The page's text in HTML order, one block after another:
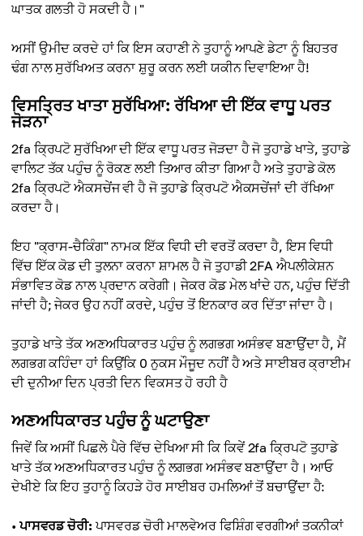
ਘਾਤਕ ਗਲਤੀ ਹੋ ਸਕਦੀ ਹੈ।"
ਅਸੀਂ ਉਮੀਦ ਕਰਦੇ ਹਾਂ ਕਿ ਇਸ ਕਹਾਣੀ ਨੇ ਤੁਹਾਨੂੰ ਆਪਣੇ ਡੇਟਾ ਨੂੰ ਬਿਹਤਰ
ਢੰਗ ਨਾਲ ਸੁਰੱਖਿਅਤ ਕਰਨਾ ਸ਼ੁਰੂ ਕਰਨ ਲਈ ਯਕੀਨ ਦਿਵਾਇਆ ਹੈ!
ਵਿਸਤ੍ਰਿਤ ਖਾਤਾ ਸੁਰੱਖਿਆ: ਰੱਖਿਆ ਦੀ ਇੱਕ ਵਾਧੂ ਪਰਤ
ਜੋੜਨਾ
2fa ਕ੍ਰਿਪਟੋ ਸੁਰੱਖਿਆ ਦੀ ਇੱਕ ਵਾਧੂ ਪਰਤ ਜੋੜਦਾ ਹੈ ਜੋ ਤੁਹਾਡੇ ਖਾਤੇ, ਤੁਹਾਡੇ
ਵਾਲਿਟ ਤੱਕ ਪਹੁੰਚ ਨੂੰ ਰੋਕਣ ਲਈ ਤਿਆਰ ਕੀਤਾ ਗਿਆ ਹੈ ਅਤੇ ਤੁਹਾਡੇ ਕੋਲ
2fa ਕ੍ਰਿਪਟੋ ਐਕਸਚੇਂਜ ਵੀ ਹੈ ਜੋ ਤੁਹਾਡੇ ਕ੍ਰਿਪਟੋ ਐਕਸਚੇਂਜਾਂ ਦੀ ਰੱਖਿਆ
ਕਰਦਾ ਹੈ।
ਇਹ "ਕ੍ਰਾਸ-ਚੈਕਿੰਗ" ਨਾਮਕ ਇੱਕ ਵਿਧੀ ਦੀ ਵਰਤੋਂ ਕਰਦਾ ਹੈ, ਇਸ ਵਿਧੀ
ਵਿੱਚ ਇੱਕ ਕੋਡ ਦੀ ਤੁਲਨਾ ਕਰਨਾ ਸ਼ਾਮਲ ਹੈ ਜੋ ਤੁਹਾਡੀ 2FA ਐਪਲੀਕੇਸ਼ਨ
ਸੰਭਾਵਿਤ ਕੋਡ ਨਾਲ ਪ੍ਰਦਾਨ ਕਰੇਗੀ। ਜੇਕਰ ਕੋਡ ਮੇਲ ਖਾਂਦੇ ਹਨ, ਪਹੁੰਚ ਦਿੱਤੀ
ਜਾਂਦੀ ਹੈ; ਜੇਕਰ ਉਹ ਨਹੀਂ ਕਰਦੇ, ਪਹੁੰਚ ਤੋਂ ਇਨਕਾਰ ਕਰ ਦਿੱਤਾ ਜਾਂਦਾ ਹੈ।
ਤੁਹਾਡੇ ਖਾਤੇ ਤੱਕ ਅਣਅਧਿਕਾਰਤ ਪਹੁੰਚ ਨੂੰ ਲਗਭਗ ਅਸੰਭਵ ਬਣਾਉਂਦਾ ਹੈ, ਮੈਂ
ਲਗਭਗ ਕਹਿੰਦਾ ਹਾਂ ਕਿਉਂਕਿ 0 ਨੁਕਸ ਮੌਜੂਦ ਨਹੀਂ ਹੈ ਅਤੇ ਸਾਈਬਰ ਕ੍ਰਾਈਮ
ਦੀ ਦੁਨੀਆ ਦਿਨ ਪ੍ਰਤੀ ਦਿਨ ਵਿਕਸਤ ਹੋ ਰਹੀ ਹੈ
ਅਣਅਧਿਕਾਰਤ ਪਹੁੰਚ ਨੂੰ ਘਟਾਉਣਾ
ਜਿਵੇਂ ਕਿ ਅਸੀਂ ਪਿਛਲੇ ਪੈਰੇ ਵਿੱਚ ਦੇਖਿਆ ਸੀ ਕਿ ਕਿਵੇਂ 2fa ਕ੍ਰਿਪਟੋ ਤੁਹਾਡੇ
ਖਾਤੇ ਤੱਕ ਅਣਅਧਿਕਾਰਤ ਪਹੁੰਚ ਨੂੰ ਲਗਭਗ ਅਸੰਭਵ ਬਣਾਉਂਦਾ ਹੈ। ਆਓ
ਦੇਖੀਏ ਕਿ ਇਹ ਤੁਹਾਨੂੰ ਕਿਹੜੇ ਹੋਰ ਸਾਈਬਰ ਹਮਲਿਆਂ ਤੋਂ ਬਚਾਉਂਦਾ ਹੈ:
•ਪਾਸਵਰਡ ਚੋਰੀ: ਪਾਸਵਰਡ ਚੋਰੀ ਮਾਲਵੇਅਰ ਫਿਸ਼ਿੰਗ ਵਰਗੀਆਂ ਤਕਨੀਕਾਂ